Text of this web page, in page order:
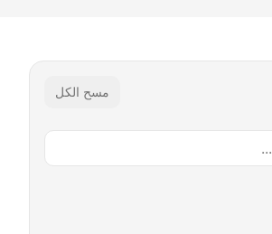
مسح الكل